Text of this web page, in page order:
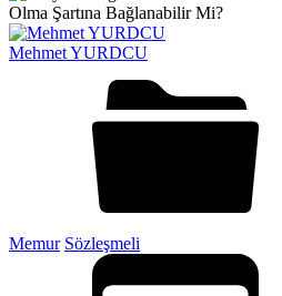
Mehmet YURDCU
Memur Sözleşmeli